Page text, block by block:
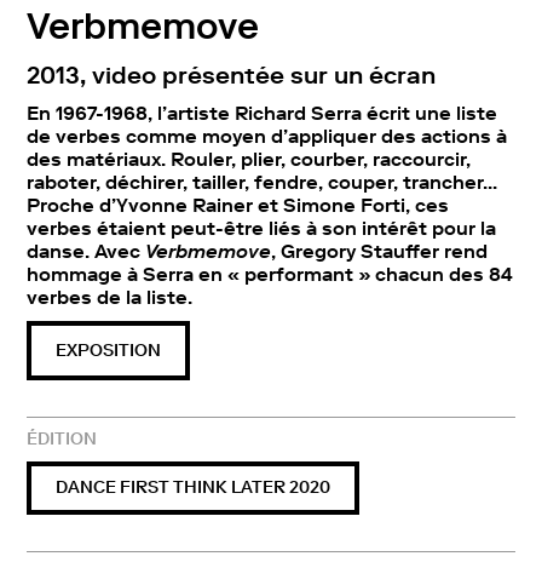
EXPOSITION
ÉDITION
DANCE FIRST THINK LATER 2020
Verbmemove
2013, video présentée sur un écran
En 1967-1968, l’artiste Richard Serra écrit une liste
de verbes comme moyen d’appliquer des actions à
des matériaux. Rouler, plier, courber, raccourcir,
raboter, déchirer, tailler, fendre, couper, trancher…
Proche d’Yvonne Rainer et Simone Forti, ces
verbes étaient peut-être liés à son intérêt pour la
danse. Avec Verbmemove, Gregory Stauffer rend
hommage à Serra en « performant » chacun des 84
verbes de la liste.